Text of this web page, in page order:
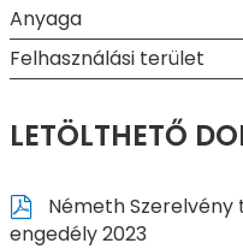
Anyaga
Felhasználási terület
LETÖLTHETŐ
Németh
engedély 2023